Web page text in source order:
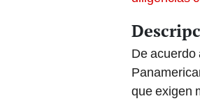
De acuerdo
que exigen